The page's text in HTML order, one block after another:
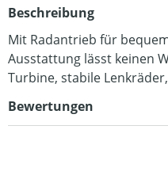
Beschreibung
Mit Radantrieb für
Ausstattung lässt keinen
Turbine, stabile
Bewertungen